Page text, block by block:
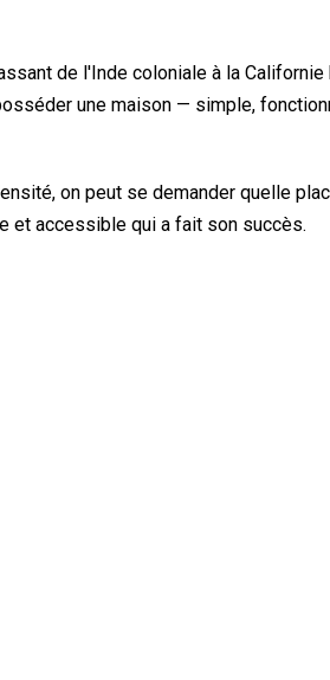
de l'Inde coloniale à la
une maison — simple,
on peut se demander quelle
et accessible qui a fait son succès.